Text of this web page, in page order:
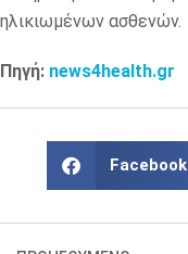
ηλικιωμένων ασθενών.
Πηγή: news4health.gr
Facebook